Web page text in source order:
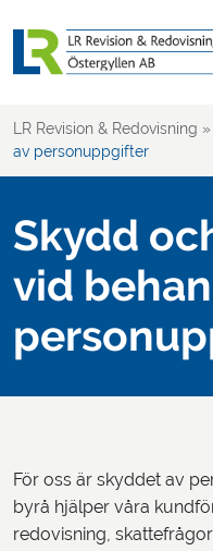
LOGGA IN
LR Revision & Redovisning »
av personuppgifter
Skydd
vid
För oss är skyddet av
byrå hjälper våra
redovisning,